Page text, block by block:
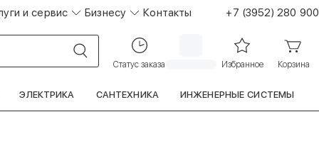
и сервис Бизнесу Контакты +7 (3952) 280 900
Статус заказа Избранное Корзина
ЭЛЕКТРИКА САНТЕХНИКА ИНЖЕНЕРНЫЕ СИСТЕМЫ